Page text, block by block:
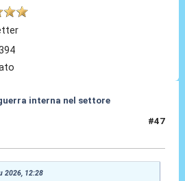
interna nel settore
#47
2026, 12:28